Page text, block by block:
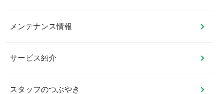
メンテナンス情報
サービス紹介
スタッフのつぶやき